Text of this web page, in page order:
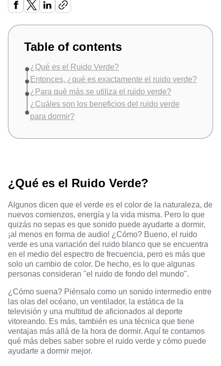
Table of contents
¿Qué es el Ruido Verde?
Entonces, ¿qué es exactamente el ruido verde?
¿Para qué más se utiliza el ruido verde?
¿Cuáles son los beneficios del ruido verde
para dormir?
¿Qué es el Ruido Verde?
Algunos dicen que el verde es el color de la naturaleza, de
nuevos comienzos, energía y la vida misma. Pero lo que
quizás no sepas es que sonido puede ayudarte a dormir,
¡al menos en forma de audio! ¿Cómo? Bueno, el ruido
verde es una variación del ruido blanco que se encuentra
en el medio del espectro de frecuencia, pero es más que
solo un cambio de color. De hecho, es lo que algunas
personas consideran "el ruido de fondo del mundo".
¿Cómo suena? Piénsalo como un sonido intermedio entre
las olas del océano, un ventilador, la estática de la
televisión y una multitud de aficionados al deporte
vitoreando. Es más, también es una técnica que tiene
ventajas más allá de la hora de dormir. Aquí te contamos
qué más debes saber sobre el ruido verde y cómo puede
ayudarte a dormir mejor.